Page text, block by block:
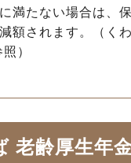
満たない場合は、
額されます。（く
）
老齢厚生年